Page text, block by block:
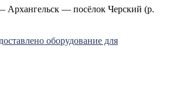
Архангельск — посёлок Черский (р.